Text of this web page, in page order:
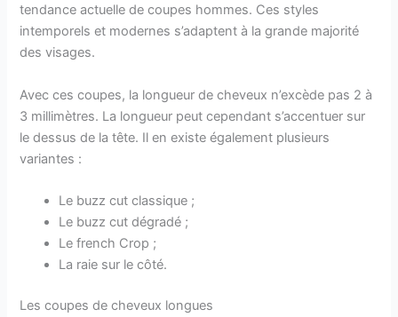
tendance actuelle de coupes hommes. Ces styles
intemporels et modernes s’adaptent à la grande majorité
des visages.
Avec ces coupes, la longueur de cheveux n’excède pas 2 à
3 millimètres. La longueur peut cependant s’accentuer sur
le dessus de la tête. Il en existe également plusieurs
variantes :
Le buzz cut classique ;
Le buzz cut dégradé ;
Le french Crop ;
La raie sur le côté.
Les coupes de cheveux longues